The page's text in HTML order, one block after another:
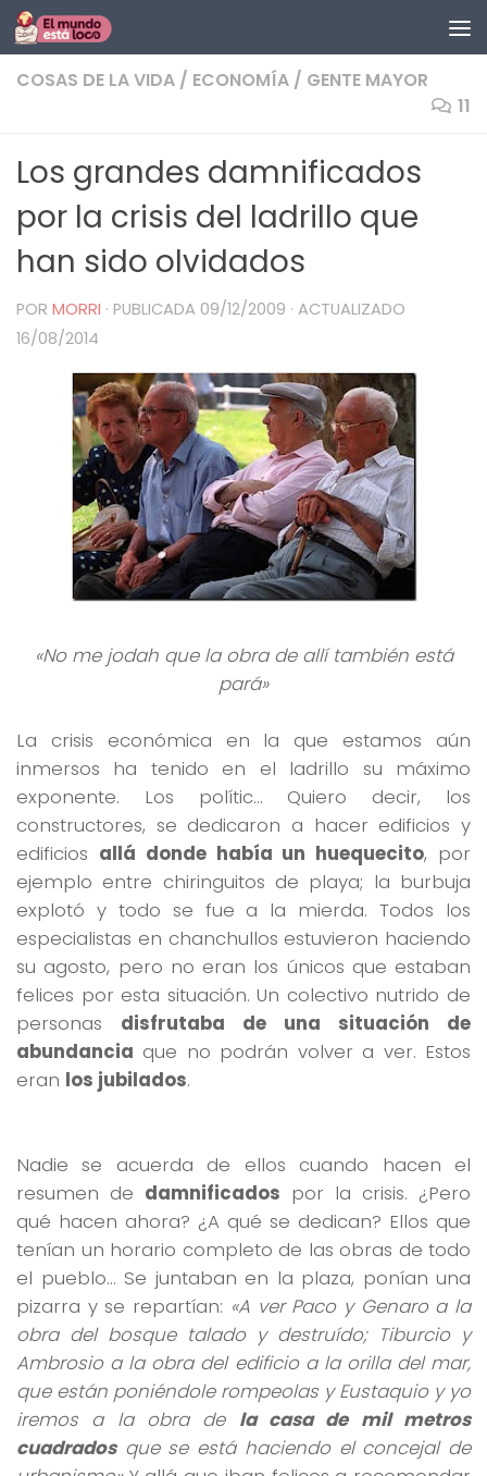
Saltar al contenido
COSAS DE LA VIDA / ECONOMÍA / GENTE MAYOR
11
Los grandes damnificados
por la crisis del ladrillo que
han sido olvidados
POR MORRI · PUBLICADA 09/12/2009 · ACTUALIZADO
16/08/2014
«No me jodah que la obra de allí también está
pará»
La crisis económica en la que estamos aún
inmersos ha tenido en el ladrillo su máximo
exponente. Los polític… Quiero decir, los
constructores, se dedicaron a hacer edificios y
edificios allá donde había un huequecito, por
ejemplo entre chiringuitos de playa; la burbuja
explotó y todo se fue a la mierda. Todos los
especialistas en chanchullos estuvieron haciendo
su agosto, pero no eran los únicos que estaban
felices por esta situación. Un colectivo nutrido de
personas disfrutaba de una situación de
abundancia que no podrán volver a ver. Estos
eran los jubilados.
Nadie se acuerda de ellos cuando hacen el
resumen de damnificados por la crisis. ¿Pero
qué hacen ahora? ¿A qué se dedican? Ellos que
tenían un horario completo de las obras de todo
el pueblo… Se juntaban en la plaza, ponían una
pizarra y se repartían: «A ver Paco y Genaro a la
obra del bosque talado y destruído; Tiburcio y
Ambrosio a la obra del edificio a la orilla del mar,
que están poniéndole rompeolas y Eustaquio y yo
iremos a la obra de la casa de mil metros
cuadradosque se está haciendo el concejal de